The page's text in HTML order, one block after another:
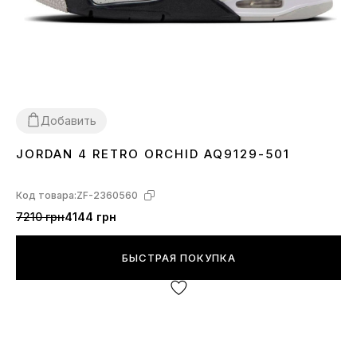
Добавить
363738394041
JORDAN 4 RETRO ORCHID AQ9129-501
Код товара:ZF-2360560
7210 грн4144 грн
БЫСТРАЯ ПОКУПКА